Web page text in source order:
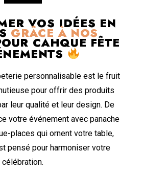
VOS IDÉES EN
GRÂCE À NOS
CAHQUE FÊTE
personnalisable est le fruit
pour offrir des produits
leur qualité et leur design. De
votre événement avec panache
places qui ornent votre table,
pensé pour harmoniser votre
célébration.